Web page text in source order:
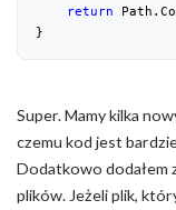
return
}
Super. Mamy kilka
czemu kod jest
Dodatkowo dodałem
plików. Jeżeli plik,